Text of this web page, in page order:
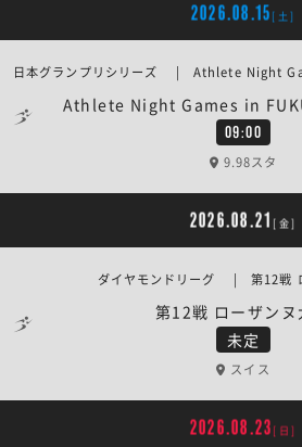
2026.08.15 [土]
09:00
Athlete Night Games in
9.98スタ
2026.08.21 [金]
未定
第12戦 ローザンヌ
ダイヤモンドリーグ | 第12戦
スイス
2026.08.23 [日]